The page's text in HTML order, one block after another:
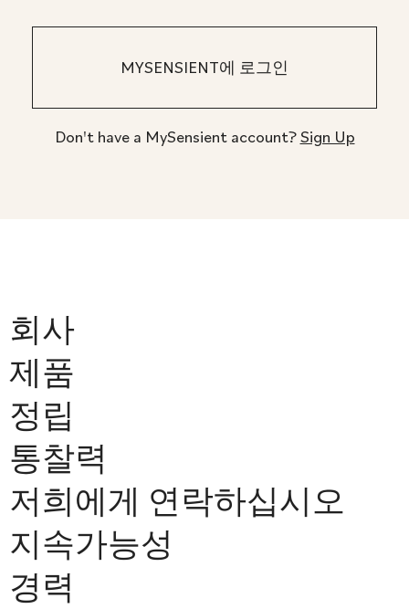
Don't have a MySensient account?Sign Up
회사
제품
정립
통찰력
저희에게 연락하십시오
지속가능성
경력